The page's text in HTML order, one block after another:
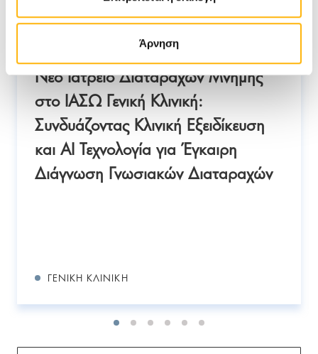
Άρνηση
Νέο Ιατρείο Διαταραχών Μνήμης
στο ΙΑΣΩ Γενική Κλινική:
Συνδυάζοντας Κλινική Εξειδίκευση
και AI Τεχνολογία για Έγκαιρη
Διάγνωση Γνωσιακών Διαταραχών
ΓΕΝΙΚΉ ΚΛΙΝΙΚΉ